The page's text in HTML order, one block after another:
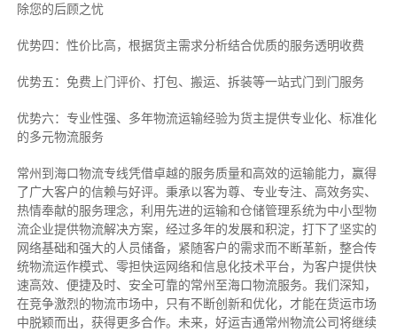
除您的后顾之忧
优势四：性价比高，根据货主需求分析结合优质的服务透明收费
优势五：免费上门评价、打包、搬运、拆装等一站式门到门服务
优势六：专业性强、多年物流运输经验为货主提供专业化、标准化
的多元物流服务
常州到海口物流专线凭借卓越的服务质量和高效的运输能力，赢得
了广大客户的信赖与好评。 秉承以客为尊、专业专注、高效务实、
热情奉献的服务理念，利用先进的运输和仓储管理系统为中小型物
流企业提供物流解决方案，经过多年的发展和积淀，打下了坚实的
网络基础和强大的人员储备，紧随客户的需求而不断革新，整合传
统物流运作模式、零担快运网络和信息化技术平台，为客户提供快
速高效、便捷及时、安全可靠的常州至海口物流服务。 我们深知，
在竞争激烈的物流市场中，只有不断创新和优化，才能在货运市场
中脱颖而出，获得更多合作。 未来，好运吉通常州物流公司将继续